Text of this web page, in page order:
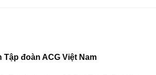
đoàn ACG Việt Nam